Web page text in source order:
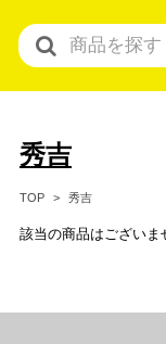
秀吉
TOP 秀吉
該当の商品はございま